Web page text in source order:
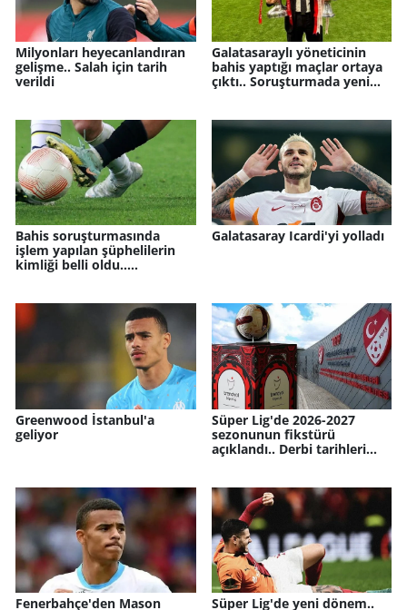
Milyonları heyecanlandıran
gelişme.. Salah için tarih
verildi
Galatasaraylı yöneticinin
bahis yaptığı maçlar ortaya
çıktı.. Soruşturmada yeni
Bahis soruşturmasında
işlem yapılan şüphelilerin
kimliği belli oldu..
Galatasaray Icardi'yi yolladı
Greenwood İstanbul'a
geliyor
Süper Lig'de 2026-2027
sezonunun fikstürü
açıklandı.. Derbi tarihleri
Fenerbahçe'den Mason
Süper Lig'de yeni dönem..